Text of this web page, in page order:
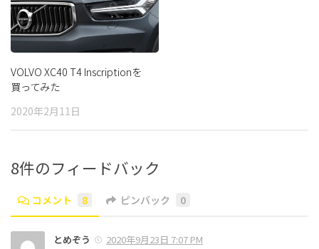
VOLVO XC40 T4 Inscriptionを
買ってみた
2020年2月11日
8件のフィードバック
コメント 8 ピンバック 0
とめぞう 2020年9月23日 7:07 PM